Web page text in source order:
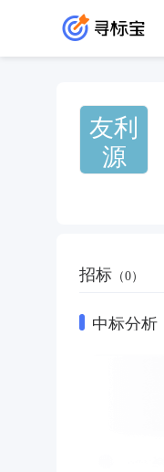
友利
源
招标 （0）
中标分析